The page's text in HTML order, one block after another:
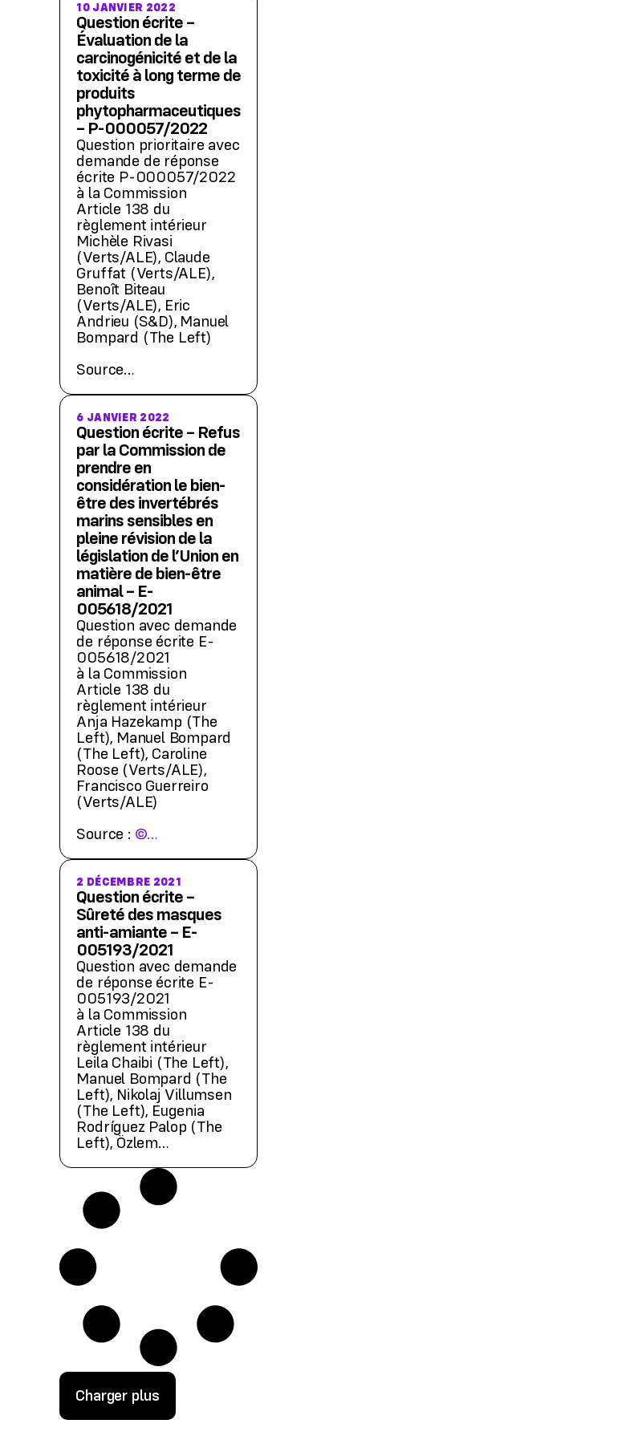
10 JANVIER 2022
Question écrite –
Évaluation de la
carcinogénicité et de la
toxicité à long terme de
produits
phytopharmaceutiques
– P-000057/2022
Question prioritaire avec
demande de réponse
écrite P-000057/2022
à la Commission
Article 138 du
règlement intérieur
Michèle Rivasi
(Verts/ALE), Claude
Gruffat (Verts/ALE),
Benoît Biteau
(Verts/ALE), Eric
Andrieu (S&D), Manuel
Bompard (The Left)
Source…
6 JANVIER 2022
Question écrite – Refus
par la Commission de
prendre en
considération le bien-
être des invertébrés
marins sensibles en
pleine révision de la
législation de l’Union en
matière de bien-être
animal – E-
005618/2021
Question avec demande
de réponse écrite E-
005618/2021
à la Commission
Article 138 du
règlement intérieur
Anja Hazekamp (The
Left), Manuel Bompard
(The Left), Caroline
Roose (Verts/ALE),
Francisco Guerreiro
(Verts/ALE)
Source : ©…
2 DÉCEMBRE 2021
Question écrite –
Sûreté des masques
anti-amiante – E-
005193/2021
Question avec demande
de réponse écrite E-
005193/2021
à la Commission
Article 138 du
règlement intérieur
Leila Chaibi (The Left),
Manuel Bompard (The
Left), Nikolaj Villumsen
(The Left), Eugenia
Rodríguez Palop (The
Left), Özlem…
Charger plus